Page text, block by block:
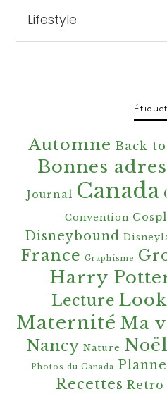
Automne Back
Bonnes
Journal Canada
Convention
Disneybound
France Graphisme
Harry
Lecture Look
Maternité Ma
Nancy Nature Noël
Photos du Canada
Recettes Retro